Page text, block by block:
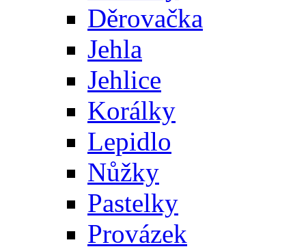
Děrovačka
Jehla
Jehlice
Korálky
Lepidlo
Nůžky
Pastelky
Provázek